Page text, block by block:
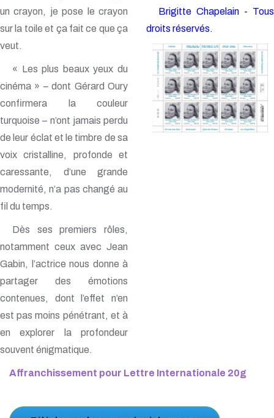
un crayon, je pose le crayon
sur la toile et ça fait ce que ça
veut.
« Les plus beaux yeux du
cinéma » – dont Gérard Oury
confirmera la couleur
turquoise – n’ont jamais perdu
de leur éclat et le timbre de sa
voix cristalline, profonde et
caressante, d’une grande
modernité, n’a pas changé au
fil du temps.
Dès ses premiers rôles,
notamment ceux avec Jean
Gabin, l’actrice nous donne à
partager des émotions
contenues, dont l’effet n’en
est pas moins pénétrant, et à
en explorer la profondeur
souvent énigmatique.
Brigitte Chapelain - Tous
droits réservés.
Affranchissement pour Lettre Internationale 20g